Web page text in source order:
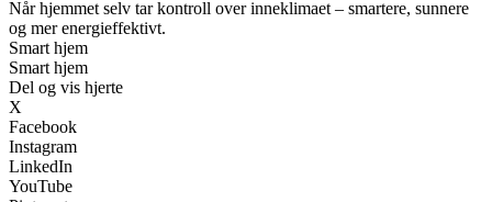
Når hjemmet selv tar kontroll over inneklimaet – smartere, sunnere
og mer energieffektivt.
Smart hjem
Smart hjem
Del og vis hjerte
X
Facebook
Instagram
LinkedIn
YouTube